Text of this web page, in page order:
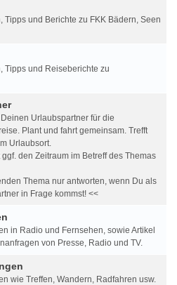
Tipps und Berichte zu FKK Bädern, Seen
Tipps und Reiseberichte zu
Urlaubspartner für die
Plant und fahrt gemeinsam. Trefft
Urlaubsort.
den Zeitraum im Betreff des Themas
Thema nur antworten, wenn Du als
in Frage kommst! <<
in Radio und Fernsehen, sowie Artikel
von Presse, Radio und TV.
wie Treffen, Wandern, Radfahren usw.